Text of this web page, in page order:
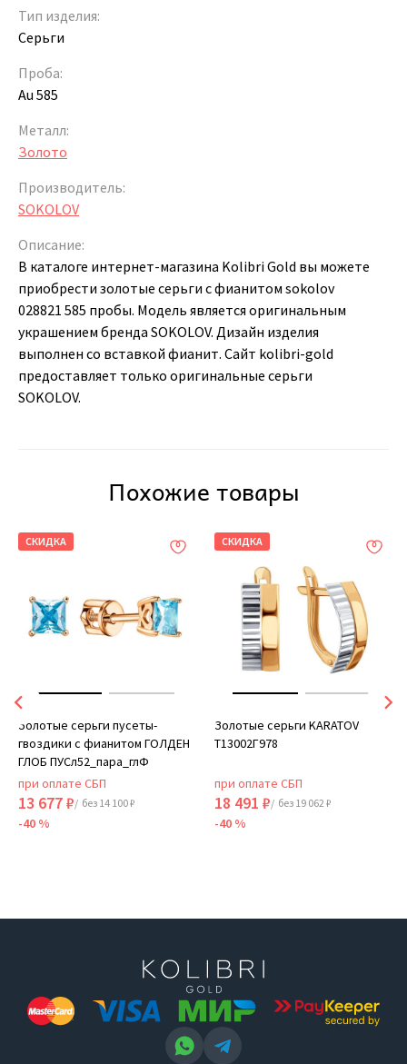
Тип изделия:
Серьги
Проба:
Au 585
Металл:
Золото
Производитель:
SOKOLOV
Описание:
В каталоге интернет-магазина Kolibri Gold вы можете
приобрести золотые серьги с фианитом sokolov
028821 585 пробы. Модель является оригинальным
украшением бренда SOKOLOV. Дизайн изделия
выполнен со вставкой фианит. Сайт kolibri-gold
предоставляет только оригинальные серьги
SOKOLOV.
Похожие товары
СКИДКА
Золотые серьги пусеты-
гвоздики с фианитом ГОЛДЕН
ГЛОБ ПУСл52_пара_глФ
при оплате СБП
13 677 ₽/ без 14 100 ₽
-40 %
СКИДКА
Золотые серьги KARATOV
Т13002Г978
при оплате СБП
18 491 ₽/ без 19 062 ₽
-40 %